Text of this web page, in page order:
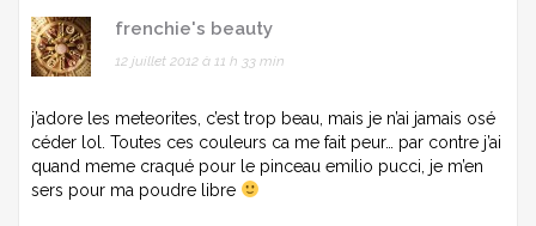
frenchie's beauty
12 juillet 2012 à 11 h 33 min
j’adore les meteorites, c’est trop beau, mais je n’ai jamais osé
céder lol. Toutes ces couleurs ca me fait peur… par contre j’ai
quand meme craqué pour le pinceau emilio pucci, je m’en
sers pour ma poudre libre